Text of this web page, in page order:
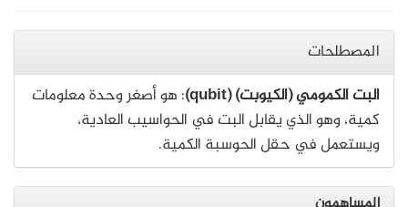
المصطلحات
البت الكمومي (الكيوبت) (qubit)
: هو أصغر وحدة معلومات
كمية، وهو الذي يقابل البت في الحواسيب العادية،
ويستعمل في حقل الحوسبة الكمية.